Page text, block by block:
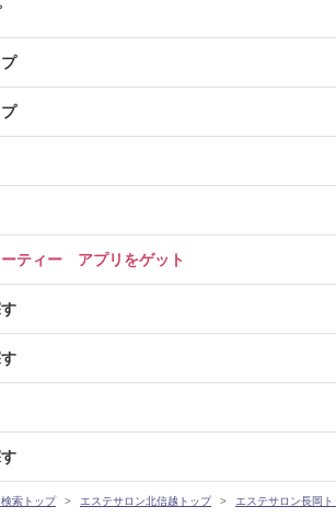
ティー アプリをゲット
索トップ エステサロン北信越トップ エステサロン長岡ト